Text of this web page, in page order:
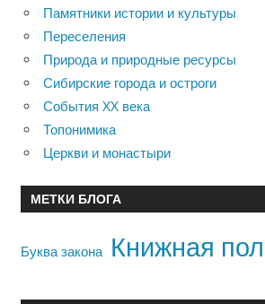
Памятники истории и культуры
Переселения
Природа и природные ресурсы
Сибирские города и остроги
События XX века
Топонимика
Церкви и монастыри
МЕТКИ БЛОГА
Буква закона Книжная